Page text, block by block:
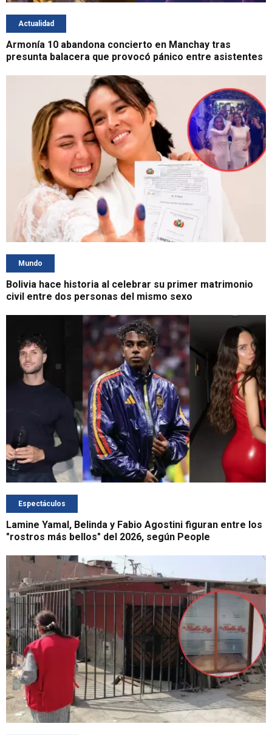
Actualidad
Armonía 10 abandona concierto en Manchay tras
presunta balacera que provocó pánico entre asistentes
Mundo
Bolivia hace historia al celebrar su primer matrimonio
civil entre dos personas del mismo sexo
Espectáculos
Lamine Yamal, Belinda y Fabio Agostini figuran entre los
"rostros más bellos" del 2026, según People